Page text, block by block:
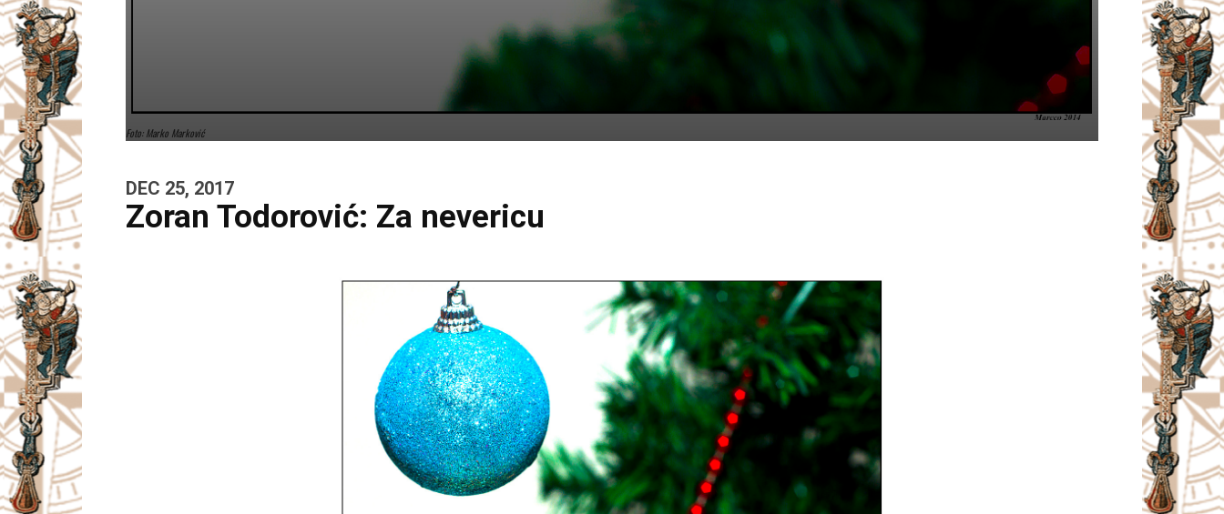
Foto: Marko Marković
DEC 25, 2017
Zoran Todorović: Za nevericu